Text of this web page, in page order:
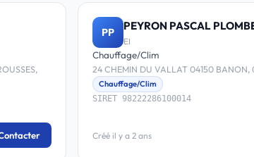
PP PEYRON PASCAL
EI
Chauffage/Clim
24 CHEMIN DU VALLAT 04150 BANON,
Chauffage/Clim
SIRET 98222286100014
Créé il y a 2 ans